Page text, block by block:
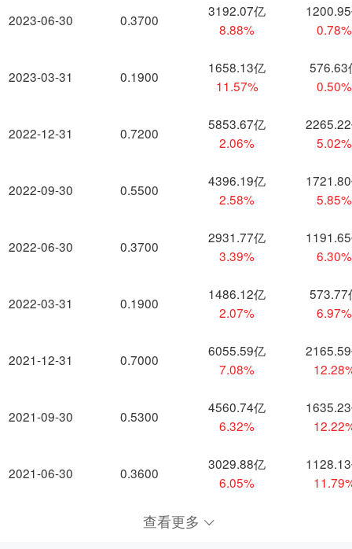
2023-06-30
2023-03-31
2022-12-31
2022-09-30
2022-06-30
2022-03-31
2021-12-31
2021-09-30
2021-06-30
0.3700
3192.07亿
8.88%
0.78%
0.1900
1658.13亿
11.57%
576.63
0.50%
0.7200
5853.67亿
2.06%
5.02%
0.5500
4396.19亿
2.58%
5.85%
0.3700
2931.77亿
3.39%
6.30%
0.1900
1486.12亿
2.07%
573.77
6.97%
0.7000
6055.59亿
7.08%
0.5300
4560.74亿
6.32%
0.3600
3029.88亿
6.05%
查看更多